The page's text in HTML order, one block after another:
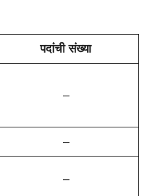
पदांची संख्या
–
–
–